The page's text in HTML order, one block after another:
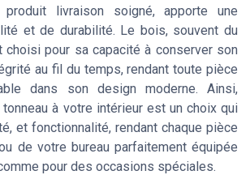
livraison soigné, apporte une
et de durabilité. Le bois, souvent du
choisi pour sa capacité à conserver son
au fil du temps, rendant toute pièce
dans son design moderne. Ainsi,
à votre intérieur est un choix qui
et fonctionnalité, rendant chaque pièce
de votre bureau parfaitement équipée
pour des occasions spéciales.